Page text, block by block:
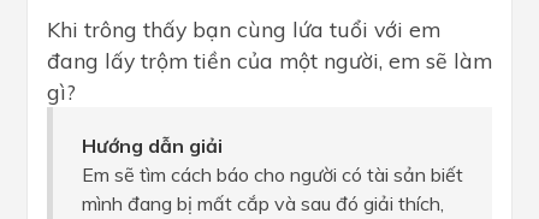
Khi trông thấy bạn cùng lứa tuổi với em
đang lấy trộm tiền của một người, em sẽ làm
gì?
Hướng dẫn giải
Em sẽ tìm cách báo cho người có tài sản biết
mình đang bị mất cắp và sau đó giải thích,